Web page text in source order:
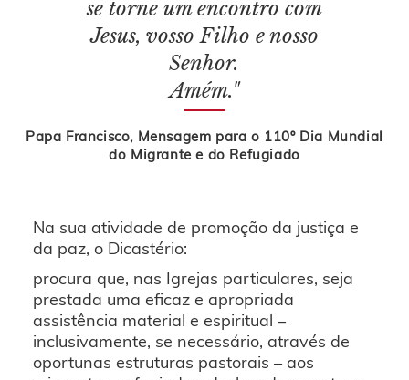
se torne um encontro com
Jesus, vosso Filho e nosso
Senhor.
Amém."
Papa Francisco, Mensagem para o 110º Dia Mundial
do Migrante e do Refugiado
Na sua atividade de promoção da justiça e
da paz, o Dicastério:
procura que, nas Igrejas particulares, seja
prestada uma eficaz e apropriada
assistência material e espiritual –
inclusivamente, se necessário, através de
oportunas estruturas pastorais – aos